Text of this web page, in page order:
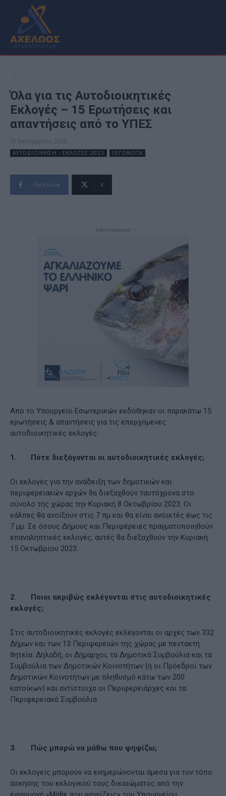
Όλα για τις Αυτοδιοικητικές
Εκλογές – 15 Ερωτήσεις και
απαντήσεις από το ΥΠΕΣ
29 Σεπτεμβρίου, 2023
ΑΥΤΟΔΙΟΙΚΗΣΗ - ΕΚΛΟΓΕΣ 2023 ΓΕΓΟΝΟΤΑ
Facebook X
- Advertisement -
Από το Υπουργείο Εσωτερικών εκδόθηκαν οι παρακάτω 15
ερωτήσεις & απαντήσεις για τις επερχόμενες
αυτοδιοικητικές εκλογές:
1. Πότε διεξάγονται οι αυτοδιοικητικές εκλογές;
Οι εκλογές για την ανάδειξη των δημοτικών και
περιφερειακών αρχών θα διεξαχθούν ταυτόχρονα στο
σύνολο της χώρας την Κυριακή 8 Οκτωβρίου 2023. Οι
κάλπες θα ανοίξουν στις 7 πμ και θα είναι ανοικτές έως τις
7 μμ. Σε όσους Δήμους και Περιφέρειες πραγματοποιηθούν
επαναληπτικές εκλογές, αυτές θα διεξαχθούν την Κυριακή
15 Οκτωβρίου 2023.
2. Ποιοι ακριβώς εκλέγονται στις αυτοδιοικητικές
εκλογές;
Στις αυτοδιοικητικές εκλογές εκλέγονται οι αρχές των 332
Δήμων και των 13 Περιφερειών της χώρας με πενταετή
θητεία. Δηλαδή, οι Δήμαρχοι, τα Δημοτικά Συμβούλια και τα
Συμβούλια των Δημοτικών Κοινοτήτων (ή οι Πρόεδροι των
Δημοτικών Κοινοτήτων με πληθυσμό κάτω των 200
κατοίκων) και αντίστοιχα οι Περιφερειάρχες και τα
Περιφερειακά Συμβούλια.
3. Πώς μπορώ να μάθω που ψηφίζω;
Οι εκλογείς μπορούν να ενημερώνονται άμεσα για τον τόπο
άσκησης του εκλογικού τους δικαιώματος από την